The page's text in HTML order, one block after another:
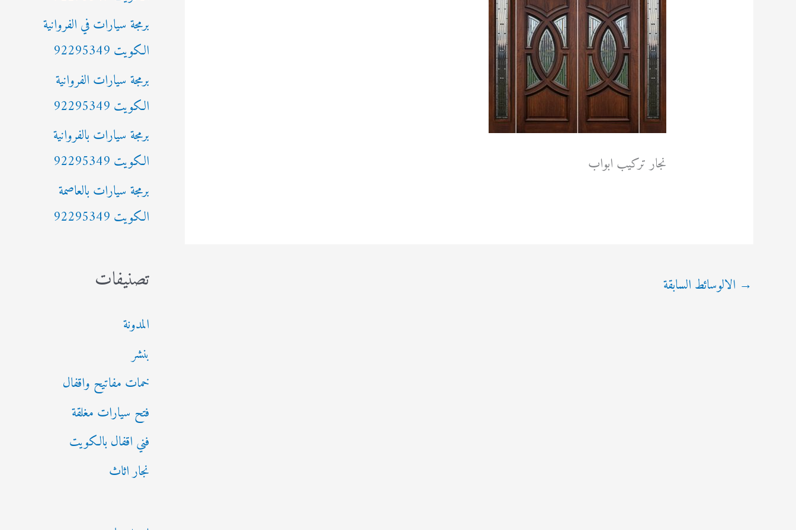
نجار تركيب ابواب
→ الالوسائط السابقة
ن
:برمجة سيارات في الفروانية
الكويت 92295349
برمجة سيارات الفروانية
الكويت 92295349
برمجة سيارات بالفروانية
الكويت 92295349
برمجة سيارات بالعاصمة
الكويت 92295349
تصنيفات
المدونة
بنشر
خمات مفاتيح واقفال
فتح سيارات مغلقة
فني اقفال بالكويت
نجار اثاث